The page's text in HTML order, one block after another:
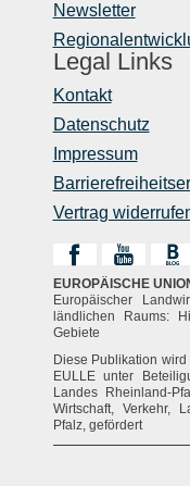
Newsletter
Legal Links
Kontakt
Datenschutz
Impressum
Vertrag
EUROPÄISCHE
Europäischer
ländlichen Raums:
Gebiete
Diese Publikation
EULLE unter
Landes Rheinland-
Wirtschaft, Verkehr,
Pfalz, gefördert